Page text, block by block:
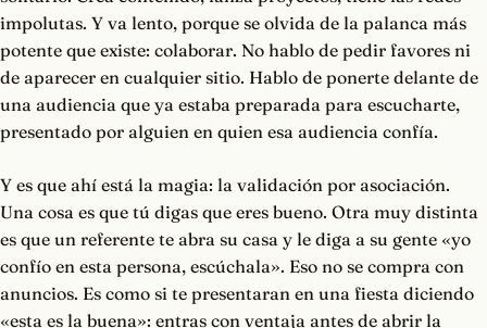
impolutas. Y va lento, porque se olvida de la palanca más
potente que existe: colaborar. No hablo de pedir favores ni
de aparecer en cualquier sitio. Hablo de ponerte delante de
una audiencia que ya estaba preparada para escucharte,
presentado por alguien en quien esa audiencia confía.
Y es que ahí está la magia: la validación por asociación.
Una cosa es que tú digas que eres bueno. Otra muy distinta
es que un referente te abra su casa y le diga a su gente «yo
confío en esta persona, escúchala». Eso no se compra con
anuncios. Es como si te presentaran en una fiesta diciendo
«esta es la buena»: entras con ventaja antes de abrir la